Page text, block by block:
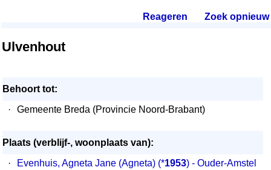
Reageren Zoek opnieuw.
Ulvenhout
Behoort tot:
·
Gemeente Breda (Provincie Noord-Brabant)
Plaats (verblijf-, woonplaats van):
·
Evenhuis, Agneta Jane (Agneta) (*1953) - Ouder-Amstel